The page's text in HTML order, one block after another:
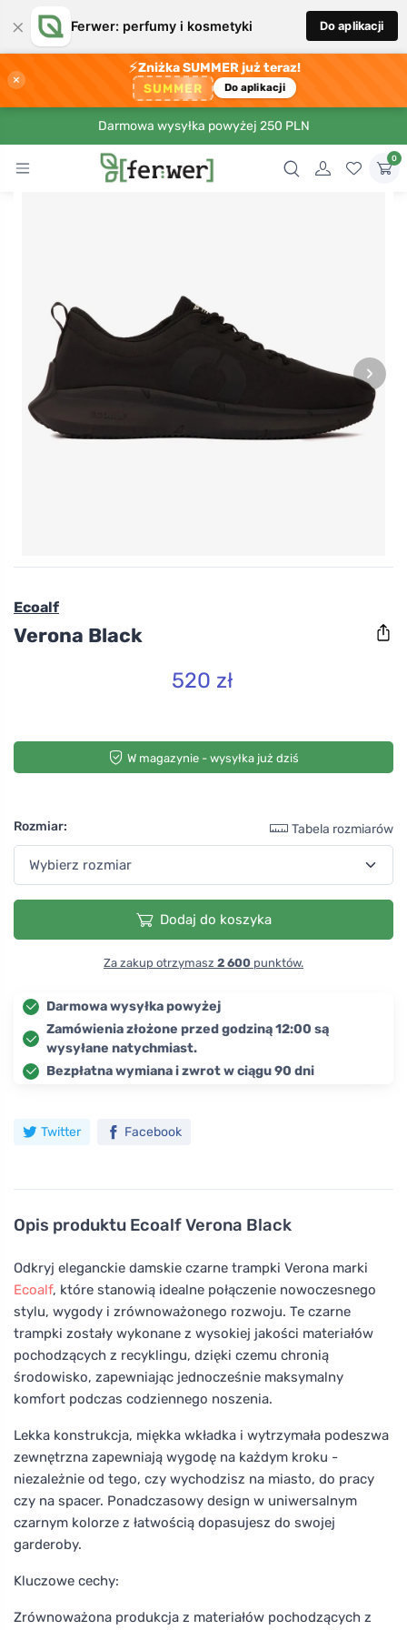
× Ferwer: perfumy i kosmetyki Do aplikacji
×
⚡Zniżka SUMMER już teraz!
SUMMER Do aplikacji
Darmowa wysyłka powyżej 250 PLN
0
›
Opis produktu Ecoalf Verona Black
Odkryj eleganckie damskie czarne trampki Verona marki
Ecoalf, które stanowią idealne połączenie nowoczesnego
stylu, wygody i zrównoważonego rozwoju. Te czarne
trampki zostały wykonane z wysokiej jakości materiałów
pochodzących z recyklingu, dzięki czemu chronią
środowisko, zapewniając jednocześnie maksymalny
komfort podczas codziennego noszenia.
Lekka konstrukcja, miękka wkładka i wytrzymała podeszwa
zewnętrzna zapewniają wygodę na każdym kroku -
niezależnie od tego, czy wychodzisz na miasto, do pracy
czy na spacer. Ponadczasowy design w uniwersalnym
czarnym kolorze z łatwością dopasujesz do swojej
garderoby.
Kluczowe cechy:
Zrównoważona produkcja z materiałów pochodzących z
Ecoalf
Verona Black
520 zł
W magazynie - wysyłka już dziś
Rozmiar: Tabela rozmiarów
Dodaj do koszyka
Za zakup otrzymasz 2 600 punktów.
Darmowa wysyłka powyżej
Zamówienia złożone przed godziną 12:00 są
wysyłane natychmiast.
Bezpłatna wymiana i zwrot w ciągu 90 dni
Twitter Facebook